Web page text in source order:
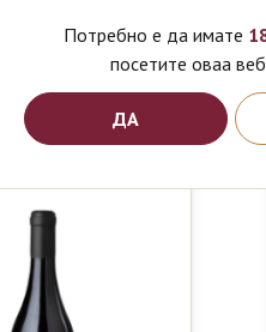
Поврзани
Потребно е да имате
посетите оваа
ДА